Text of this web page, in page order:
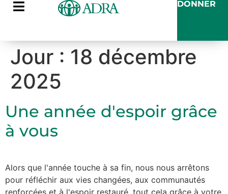
DONNER
Jour : 18 décembre
2025
Une année d'espoir grâce
à vous
Alors que l'année touche à sa fin, nous nous arrêtons
pour réfléchir aux vies changées, aux communautés
renforcées et à l'espoir restauré, tout cela grâce à votre